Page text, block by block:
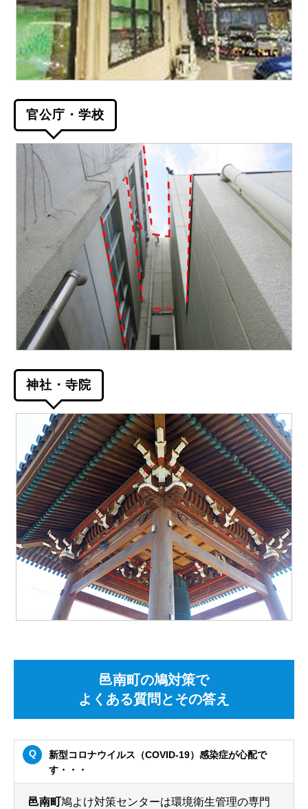
官公庁・学校
神社・寺院
邑南町の鳩対策で
よくある質問とその答え
新型コロナウイルス（COVID-19）感染症が心配で
す・・・
邑南町鳩よけ対策センターは環境衛生管理の専門